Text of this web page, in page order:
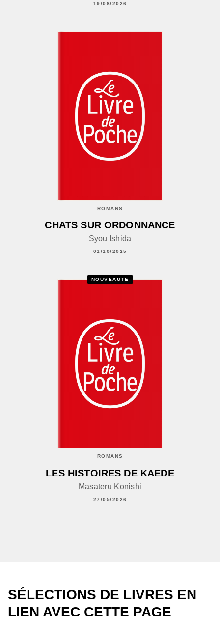
19/08/2026
ROMANS
CHATS SUR ORDONNANCE
Syou Ishida
01/10/2025
NOUVEAUTÉ
ROMANS
LES HISTOIRES DE KAEDE
Masateru Konishi
27/05/2026
SÉLECTIONS DE LIVRES EN
LIEN AVEC CETTE PAGE